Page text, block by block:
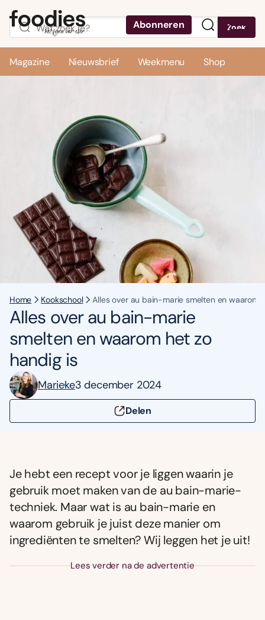
Abonneren Zoek
Magazine Nieuwsbrief Weekmenu Shop
Home Kookschool Alles over au bain-marie smelten en waarom
Alles over au bain-marie
smelten en waarom het zo
handig is
Marieke3 december 2024
Delen
Je hebt een recept voor je liggen waarin je
gebruik moet maken van de au bain-marie-
techniek. Maar wat is au bain-marie en
waarom gebruik je juist deze manier om
ingrediënten te smelten? Wij leggen het je uit!
Lees verder na de advertentie